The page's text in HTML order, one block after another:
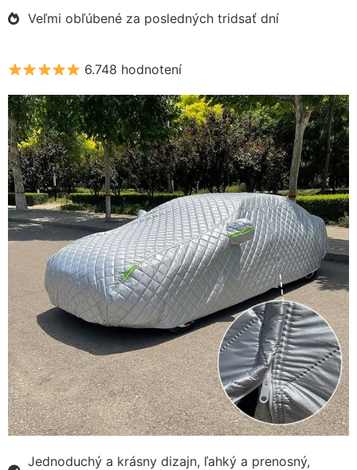
Veľmi obľúbené za posledných tridsať dní
6.748 hodnotení
Jednoduchý a krásny dizajn, ľahký a prenosný,